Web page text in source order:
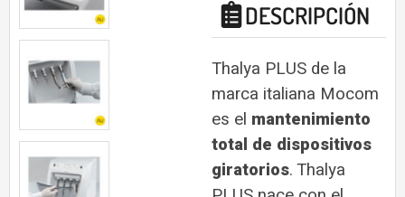
DESCRIPCIÓN
Thalya PLUS de la
marca italiana Mocom
es el mantenimiento
total de dispositivos
giratorios.Thalya